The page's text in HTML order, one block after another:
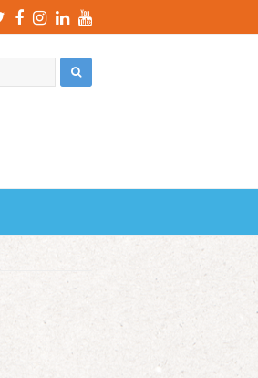
Twitter
Profile
Facebook
Profile
Instagram
Profile
LinkedIn
Profile
Youtube
Profile